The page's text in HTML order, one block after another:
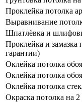
Проклейка потолка
Выравнивание
Шпатлёвка и
Проклейка и замазка
гарантии)
Оклейка потолка
Оклейка потолка
Оклейка потолка
Окраска потолка на 2